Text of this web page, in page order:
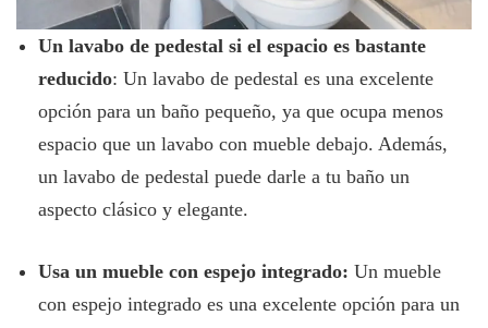
Un lavabo de pedestal si el espacio es bastante
reducido: Un lavabo de pedestal es una excelente
opción para un baño pequeño, ya que ocupa menos
espacio que un lavabo con mueble debajo. Además,
un lavabo de pedestal puede darle a tu baño un
aspecto clásico y elegante.
Usa un mueble con espejo integrado: Un mueble
con espejo integrado es una excelente opción para un